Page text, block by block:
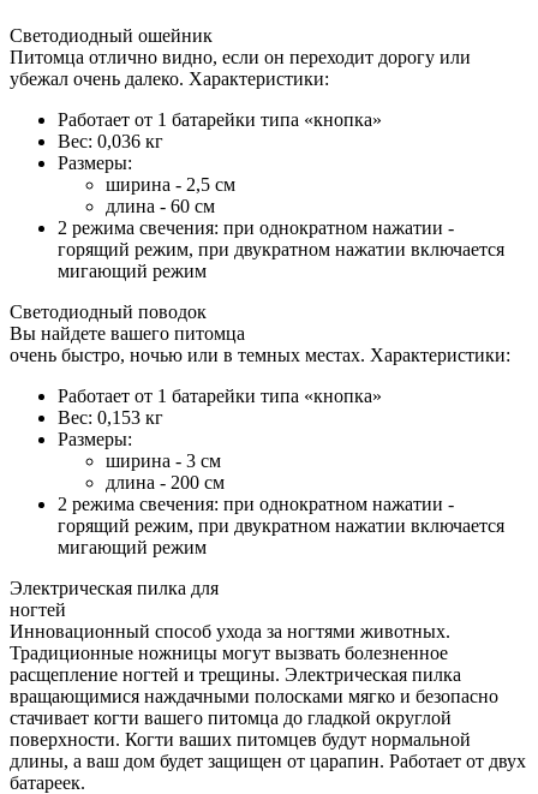
Светодиодный ошейник
Питомца отлично видно, если он переходит дорогу или
убежал очень далеко. Характеристики:
Работает от 1 батарейки типа «кнопка»
Вес: 0,036 кг
Размеры:
ширина - 2,5 см
длина - 60 см
2 режима свечения: при однократном нажатии -
горящий режим, при двукратном нажатии включается
мигающий режим
Светодиодный поводок
Вы найдете вашего питомца
очень быстро, ночью или в темных местах. Характеристики:
Работает от 1 батарейки типа «кнопка»
Вес: 0,153 кг
Размеры:
ширина - 3 см
длина - 200 см
2 режима свечения: при однократном нажатии -
горящий режим, при двукратном нажатии включается
мигающий режим
Электрическая пилка для
ногтей
Инновационный способ ухода за ногтями животных.
Традиционные ножницы могут вызвать болезненное
расщепление ногтей и трещины. Электрическая пилка
вращающимися наждачными полосками мягко и безопасно
стачивает когти вашего питомца до гладкой округлой
поверхности. Когти ваших питомцев будут нормальной
длины, а ваш дом будет защищен от царапин. Работает от двух
батареек.